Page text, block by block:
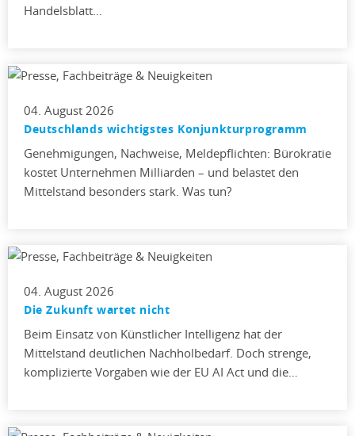
Handelsblatt…
04. August 2026
Deutschlands wichtigstes Konjunkturprogramm
Genehmigungen, Nachweise, Meldepflichten: Bürokratie
kostet Unternehmen Milliarden – und belastet den
Mittelstand besonders stark. Was tun?
04. August 2026
Die Zukunft wartet nicht
Beim Einsatz von Künstlicher Intelligenz hat der
Mittelstand deutlichen Nachholbedarf. Doch strenge,
komplizierte Vorgaben wie der EU AI Act und die…